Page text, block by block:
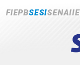
FIEPBSESISENAI